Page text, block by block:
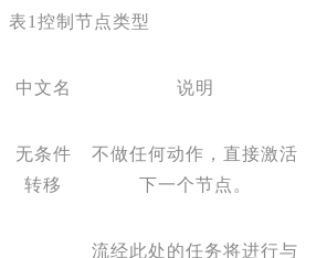
表1控制节点类型
中文名 说明
无条件
转移
不做任何动作，直接激活
下一个节点。
流经此处的任务将进行与